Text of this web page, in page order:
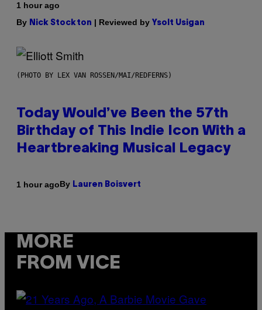
1 hour ago
By Nick Stockton | Reviewed by Ysolt Usigan
(PHOTO BY LEX VAN ROSSEN/MAI/REDFERNS)
Today Would’ve Been the 57th
Birthday of This Indie Icon With a
Heartbreaking Musical Legacy
1 hour agoBy Lauren Boisvert
MORE
FROM VICE